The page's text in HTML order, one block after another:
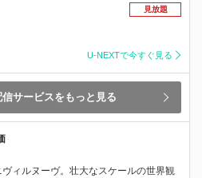
見放題
U-NEXTで今すぐ見る
サービスをもっと見る
ィルヌーヴ。壮大なスケールの世界観